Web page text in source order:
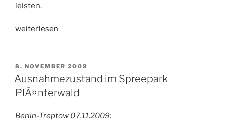
leisten.
„Vorbereitungen
„Daisy““
weiterlesen
VERÖFFENTLICHT
AM
8. NOVEMBER 2009
Ausnahmezustand im Spreepark
PlÃ¤nterwald
Berlin-Treptow 07.11.2009: